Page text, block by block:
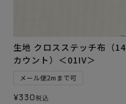
生地 クロスステッチ布（14
カウント）＜01IV＞
メール便2mまで可
¥330税込